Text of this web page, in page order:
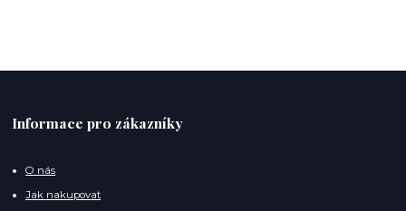
Informace pro zákazníky
O nás
Jak nakupovat